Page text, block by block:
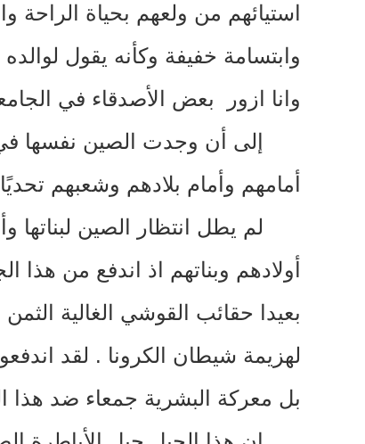
استيائهم من ولعهم بحياة الراحة
وابتسامة خفيفة وكأنه يقول لوالده
وانا ازور بعض الأصدقاء في
إلى أن وجدت الصين نفسها
أمامهم وأمام بلادهم وشعبهم تحديًا
لم يطل انتظار الصين
أولادهم وبناتهم اذ اندفع من
بعيدا حقائب القوشي الغالية
لهزيمة شيطان الكرونا . لقد
بل معركة البشرية جمعاء ضد هذا